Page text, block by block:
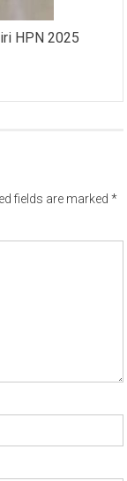
HPN 2025
fields are marked*